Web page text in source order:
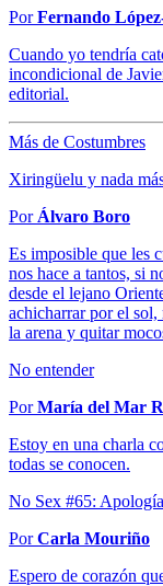
PorFernando
Cuando yo tendría
incondicional de
editorial.
Más de Costumbres
Xiringüelu y nada
Por Álvaro Boro
Es imposible que les
nos hace a tantos, si
desde el lejano
achicharrar por el
la arena y quitar
No entender
PorMaría del Mar
Estoy en una charla
todas se conocen.
No Sex #65:
PorCarla Mouriño
Espero de corazón